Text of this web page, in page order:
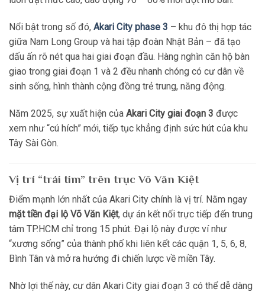
Nổi bật trong số đó, Akari City phase 3 – khu đô thị hợp tác
giữa Nam Long Group và hai tập đoàn Nhật Bản – đã tạo
dấu ấn rõ nét qua hai giai đoạn đầu. Hàng nghìn căn hộ bàn
giao trong giai đoạn 1 và 2 đều nhanh chóng có cư dân về
sinh sống, hình thành cộng đồng trẻ trung, năng động.
Năm 2025, sự xuất hiện của Akari City giai đoạn 3 được
xem như “cú hích” mới, tiếp tục khẳng định sức hút của khu
Tây Sài Gòn.
Vị trí “trái tim” trên trục Võ Văn Kiệt
Điểm mạnh lớn nhất của Akari City chính là vị trí. Nằm ngay
mặt tiền đại lộ Võ Văn Kiệt, dự án kết nối trực tiếp đến trung
tâm TP.HCM chỉ trong 15 phút. Đại lộ này được ví như
“xương sống” của thành phố khi liên kết các quận 1, 5, 6, 8,
Bình Tân và mở ra hướng đi chiến lược về miền Tây.
Nhờ lợi thế này, cư dân Akari City giai đoạn 3 có thể dễ dàng